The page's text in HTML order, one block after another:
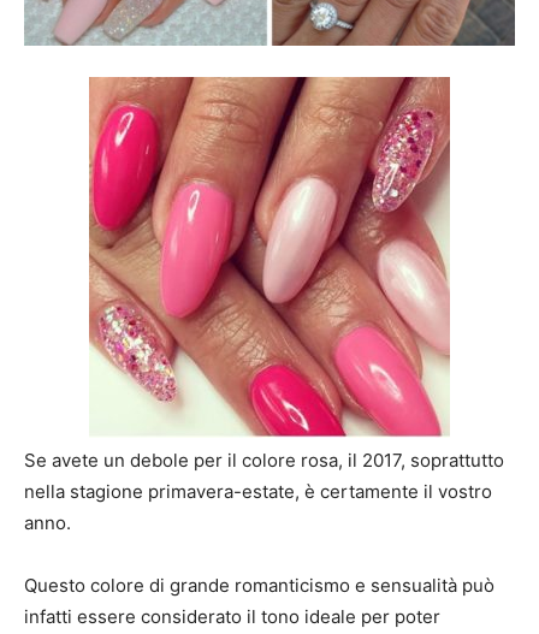
Se avete un debole per il colore rosa, il 2017, soprattutto
nella stagione primavera-estate, è certamente il vostro
anno.
Questo colore di grande romanticismo e sensualità può
infatti essere considerato il tono ideale per poter